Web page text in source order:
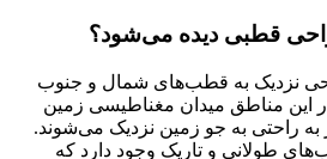
قطبی دیده می‌شود؟
نزدیک به قطب‌های شمال و جنوب
این مناطق میدان مغناطیسی زمین
به راحتی به جو زمین نزدیک می‌شوند.
طولانی و تاریک وجود دارد که